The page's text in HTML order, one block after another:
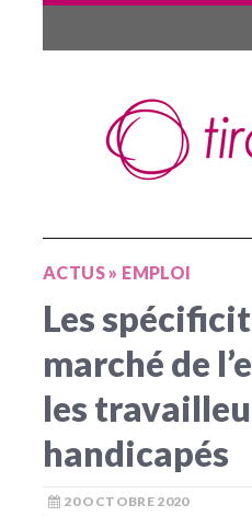
ACTUS» EMPLOI
Les
marché de
les
handicapés
20 OCTOBRE 2020